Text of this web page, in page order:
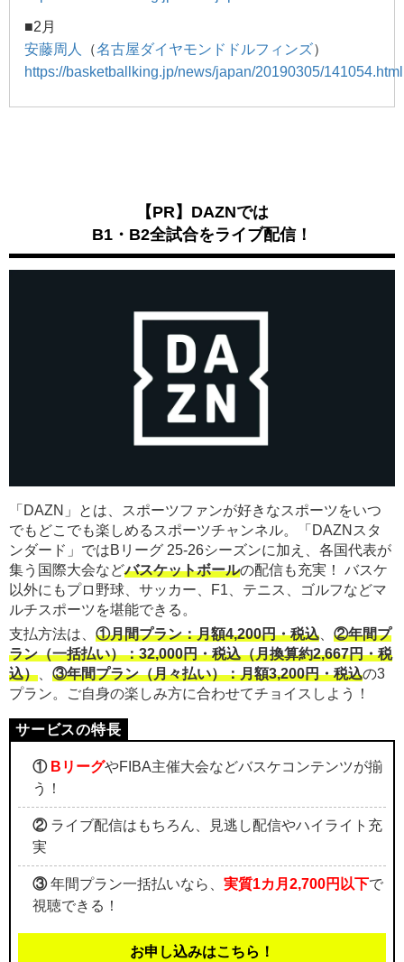
■2月
安藤周人
（名古屋ダイヤモンドドルフィンズ）
https://basketballking.jp/news/japan/20190305/141054.html
【PR】DAZNでは
B1・B2全試合をライブ配信！
「DAZN」とは、スポーツファンが好きなスポーツをいつ
でもどこでも楽しめるスポーツチャンネル。「DAZNスタ
ンダード」ではBリーグ 25-26シーズンに加え、各国代表が
集う国際大会などバスケットボールの配信も充実！ バスケ
以外にもプロ野球、サッカー、F1、テニス、ゴルフなどマ
ルチスポーツを堪能できる。
支払方法は、 ①月間プラン：月額4,200円・税込、 ②年間プ
ラン（一括払い）：32,000円・税込（月換算約2,667円・税
込）、 ③年間プラン（月々払い）：月額3,200円・税込の3
プラン。ご自身の楽しみ方に合わせてチョイスしよう！
① BリーグやFIBA主催大会などバスケコンテンツが揃
う！
②ライブ配信はもちろん、見逃し配信やハイライト充
実
③年間プラン一括払いなら、 実質1カ月2,700円以下で
視聴できる！
お申し込みはこちら！